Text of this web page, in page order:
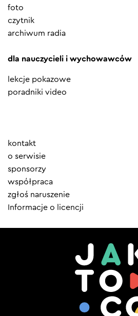
foto
czytnik
archiwum radia
dla nauczycieli i wychowawców
lekcje pokazowe
poradniki video
Element
menu
kontakt
o serwisie
sponsorzy
współpraca
zgłoś naruszenie
Informacje o licencji